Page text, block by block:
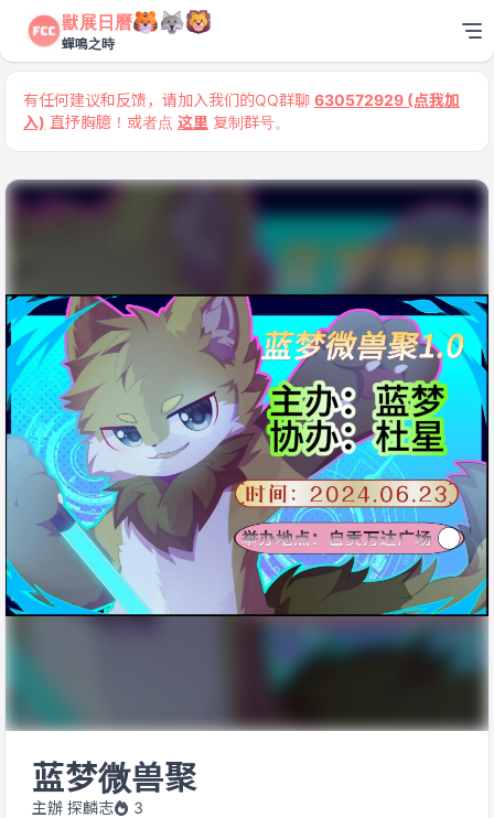
獸展日曆
蟬鳴之時
有任何建议和反馈，请加入我们的QQ群聊 630572929 (点我加
入) 直抒胸臆！或者点 这里 复制群号。
蓝梦微兽聚
主辦 探麟志 3